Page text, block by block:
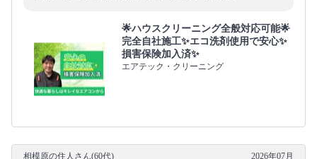
🌟ハウスクリーニング全般対応可能🌟
完全自社施工✨エコ洗剤使用で安心✨
損害保険加入済✨
エアテック・クリーニング
相模原の住人さん(60代) 2026年07月